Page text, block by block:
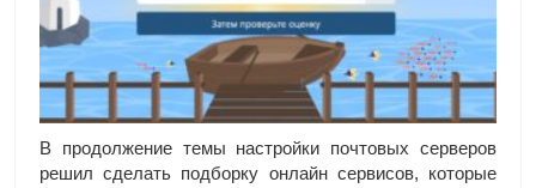
В продолжение темы настройки почтовых серверов
решил сделать подборку онлайн сервисов, которые